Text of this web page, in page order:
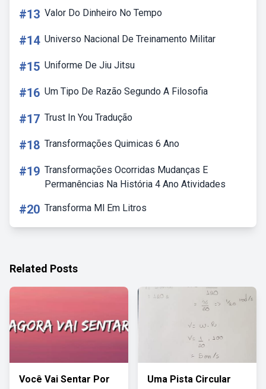
#13 Valor Do Dinheiro No Tempo
#14 Universo Nacional De Treinamento Militar
#15 Uniforme De Jiu Jitsu
#16 Um Tipo De Razão Segundo A Filosofia
#17 Trust In You Tradução
#18 Transformações Quimicas 6 Ano
#19 Transformações Ocorridas Mudanças E
Permanências Na História 4 Ano Atividades
#20 Transforma Ml Em Litros
Related Posts
Você Vai Sentar Por
Uma Pista Circular